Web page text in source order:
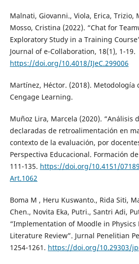
Malnati, Giovanni., Viola, Erica, Trizio,
Mosso, Cristina (2022). “Chat for
Exploratory Study in a Training
Journal of e-Collaboration, 18(1), 1-19.
https://doi.org/10.4018/IJeC.299006
Martínez, Héctor. (2018). Metodología
Cengage Learning.
Muñoz Lira, Marcela (2020). “Análisis
declaradas de retroalimentación en
contexto de la evaluación, por
Perspectiva Educacional. Formación
111-135. https://doi.org/10.4151/
Art.1062
Boma M , Heru Kuswanto., Rida Siti,
Chen., Novita Eka, Putri., Santri Adi,
“Implementation of Moodle in Physics
Literature Review”. Jurnal Penelitian
1254-1261. https://doi.org/10.29303/